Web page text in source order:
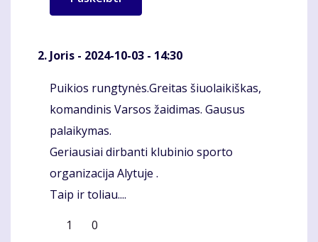
Joris - 2024-10-03 - 14:30
Komentaras
Puikios rungtynės.Greitas šiuolaikiškas,
komandinis Varsos žaidimas. Gausus
palaikymas.
Geriausiai dirbanti klubinio sporto
organizacija Alytuje .
Taip ir toliau....
1
0